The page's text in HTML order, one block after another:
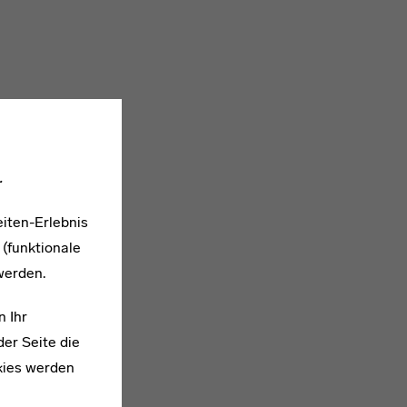
Erlebnis
Ihr
Seite die
werden